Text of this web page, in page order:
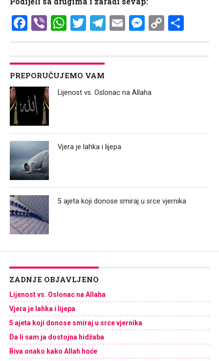
Facebook
ViberWhatsApp
Twitter
Telegram
Email Copy
PREPORUČUJEMO VAM
Lijenost vs. Oslonac na Allaha
Vjera je lahka i lijepa
5 ajeta koji donose smiraj u srce vjernika
ZADNJE OBJAVLJENO
Lijenost vs. Oslonac na Allaha
Vjera je lahka i lijepa
5 ajeta koji donose smiraj u srce vjernika
Da li sam ja dostojna hidžaba
Biva onako kako Allah hoće